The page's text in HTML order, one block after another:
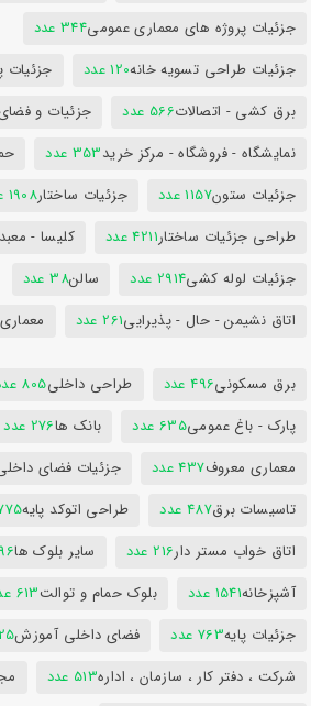
جزئیات پروژه های معماری عمومی344 عدد
جزئیات طراحی تسویه خانه120 عدد جزئیات
برق کشی - اتصالات566 عدد جزئیات و
نمایشگاه - فروشگاه - مرکز خرید353 عدد
جزئیات ستون1157 عدد جزئیات ساختار1908 عدد
طراحی جزئیات ساختار4211 عدد کلیسا -
جزئیات لوله کشی2914 عدد سالن38 عدد
اتاق نشیمن - حال - پذیرایی261 عدد معماری
برق مسکونی496 عدد طراحی داخلی805 عدد
پارک - باغ عمومی635 عدد بانک ها276 عدد
معماری معروف437 عدد جزئیات فضای
تاسیسات برق487 عدد طراحی اتوکد پایه775
اتاق خواب مستر دار216 عدد سایر بلوک ها
آشپزخانه1541 عدد بلوک حمام و توالت613 عدد
جزئیات پایه763 عدد فضای داخلی آموزش25
شرکت ، دفتر کار ، سازمان ، اداره513 عدد